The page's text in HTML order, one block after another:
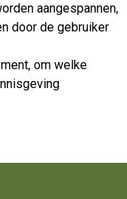
aangespannen,
door de gebruiker
om welke